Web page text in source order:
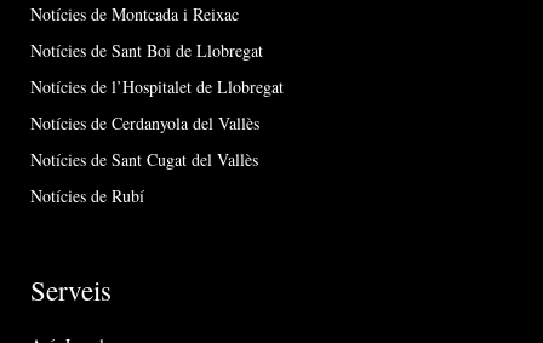
Notícies de Montcada i Reixac
Notícies de Sant Boi de Llobregat
Notícies de l’Hospitalet de Llobregat
Notícies de Cerdanyola del Vallès
Notícies de Sant Cugat del Vallès
Notícies de Rubí
Serveis